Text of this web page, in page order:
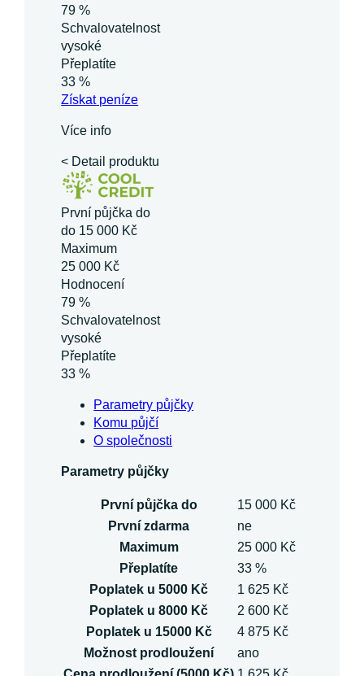
79 %
Schvalovatelnost
vysoké
Přeplatíte
33 %
Získatpeníze
Více info
< Detail produktu
První půjčka do
do 15 000 Kč
Maximum
25 000 Kč
Hodnocení
79 %
Schvalovatelnost
vysoké
Přeplatíte
33 %
Parametry půjčky
Komu půjčí
O společnosti
Parametry půjčky
První půjčka do
15 000 Kč
První zdarma
ne
Maximum
25 000 Kč
Přeplatíte
33 %
Poplatek u 5000 Kč
1 625 Kč
Poplatek u 8000 Kč
2 600 Kč
Poplatek u 15000 Kč
4 875 Kč
Možnost prodloužení
ano